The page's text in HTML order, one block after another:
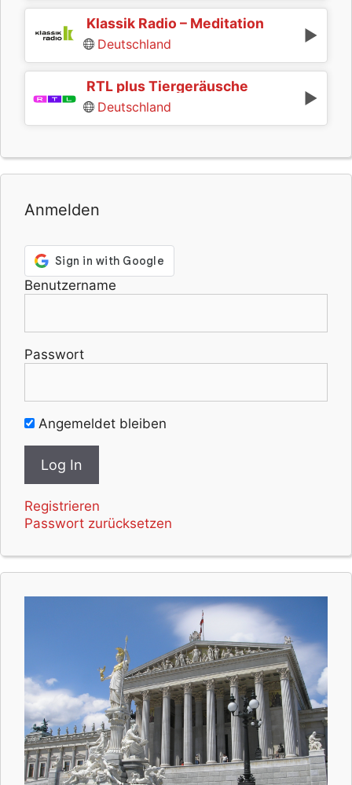
Klassik Radio – Meditation
Deutschland
RTL plus Tiergeräusche
Deutschland
Anmelden
Benutzername
Passwort
Angemeldet bleiben
Registrieren
Passwort zurücksetzen